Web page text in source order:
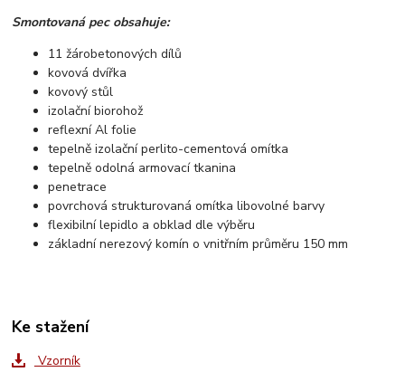
Smontovaná pec obsahuje:
11 žárobetonových dílů
kovová dvířka
kovový stůl
izolační biorohož
reflexní Al folie
tepelně izolační perlito-cementová omítka
tepelně odolná armovací tkanina
penetrace
povrchová strukturovaná omítka libovolné barvy
flexibilní lepidlo a obklad dle výběru
základní nerezový komín o vnitřním průměru 150 mm
Ke stažení
Vzorník